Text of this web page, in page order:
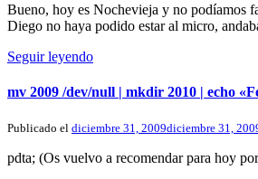
Bueno, hoy es Nochevieja y no podíamos
Diego no haya podido estar al micro,
Seguir leyendo
mv 2009 /dev/null | mkdir 2010 | echo
Publicado el diciembre 31, 2009diciembre 31,
pdta; (Os vuelvo a recomendar para hoy